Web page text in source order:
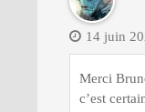
14 juin
Merci
c’est